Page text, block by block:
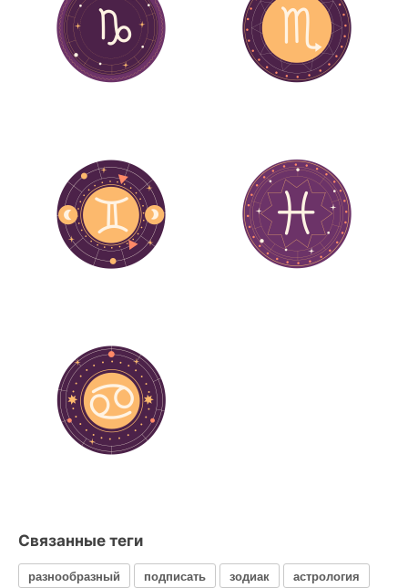
Связанные теги
разнообразный подписать зодиак
астрология